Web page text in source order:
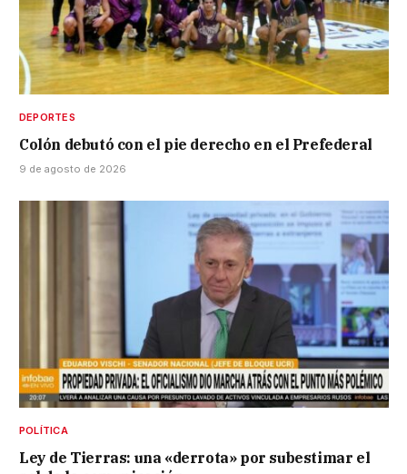
DEPORTES
Colón debutó con el pie derecho en el Prefederal
9 de agosto de 2026
POLÍTICA
Ley de Tierras: una «derrota» por subestimar el